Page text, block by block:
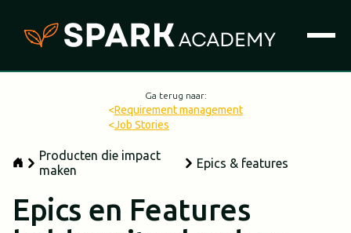
Ga terug naar:
<Requirement management
<Job Stories
Producten die impact
maken
Epics & features
Epics en Features